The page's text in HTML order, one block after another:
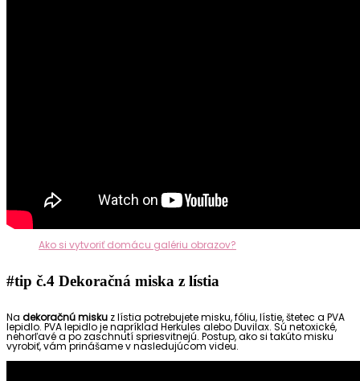
Ako si vytvoriť domácu galériu obrazov?
#tip č.4 Dekoračná miska z lístia
Na dekoračnú misku z lístia potrebujete misku, fóliu, lístie, štetec a PVA
lepidlo. PVA lepidlo je napríklad Herkules alebo Duvilax. Sú netoxické,
nehorľavé a po zaschnutí spriesvitnejú. Postup, ako si takúto misku
vyrobiť, vám prinášame v nasledujúcom videu.